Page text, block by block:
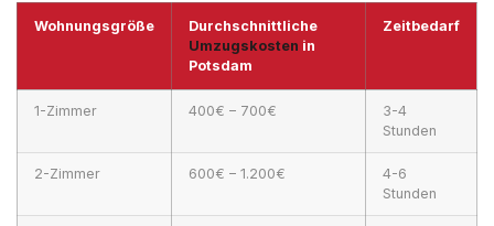
Wohnungsgröße
Durchschnittliche
Umzugskosten in
Potsdam
Zeitbedarf
1-Zimmer 400€ – 700€
3-4
Stunden
2-Zimmer 600€ – 1.200€
4-6
Stunden